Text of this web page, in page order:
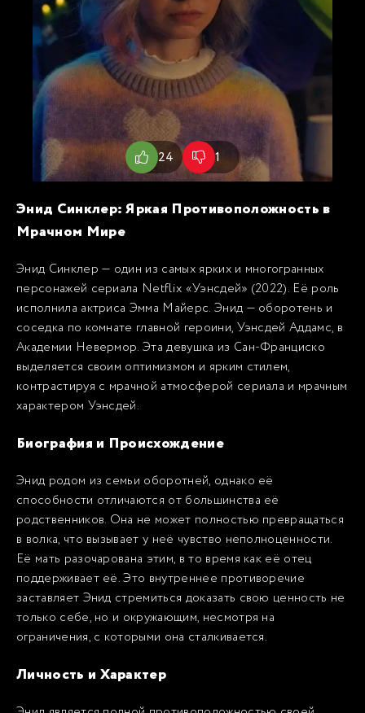
24 1
Энид Синклер: Яркая Противоположность в
Мрачном Мире
Энид Синклер — один из самых ярких и многогранных
персонажей сериала Netflix «Уэнсдей» (2022). Её роль
исполнила актриса Эмма Майерс. Энид — оборотень и
соседка по комнате главной героини, Уэнсдей Аддамс, в
Академии Невермор. Эта девушка из Сан-Франциско
выделяется своим оптимизмом и ярким стилем,
контрастируя с мрачной атмосферой сериала и мрачным
характером Уэнсдей.
Биография и Происхождение
Энид родом из семьи оборотней, однако её
способности отличаются от большинства её
родственников. Она не может полностью превращаться
в волка, что вызывает у неё чувство неполноценности.
Её мать разочарована этим, в то время как её отец
поддерживает её. Это внутреннее противоречие
заставляет Энид стремиться доказать свою ценность не
только себе, но и окружающим, несмотря на
ограничения, с которыми она сталкивается.
Личность и Характер